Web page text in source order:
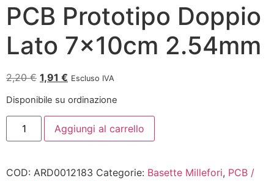
PCB Prototipo Doppio
Lato 7x10cm 2.54mm
2,20€ 1,91 € Escluso IVA
Disponibile su ordinazione
Aggiungi al carrello
COD: ARD0012183 Categorie: Basette Millefori, PCB /